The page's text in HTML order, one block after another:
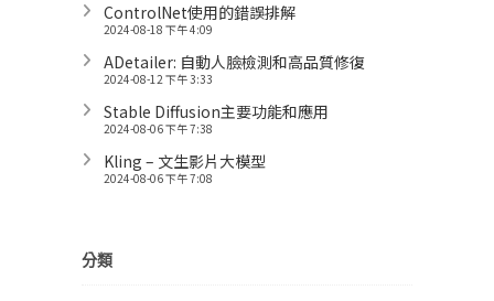
ControlNet使用的錯誤排解
2024-08-18 下午 4:09
ADetailer: 自動人臉檢測和高品質修復
2024-08-12 下午 3:33
Stable Diffusion主要功能和應用
2024-08-06 下午 7:38
Kling – 文生影片大模型
2024-08-06 下午 7:08
分類